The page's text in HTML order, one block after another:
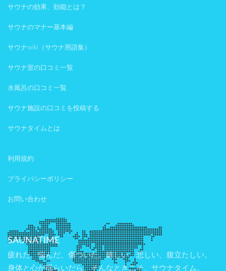
サウナの効果、効能とは？
サウナのマナー基本編
サウナwiki（サウナ用語集）
サウナ室の口コミ一覧
水風呂の口コミ一覧
サウナ施設の口コミを投稿する
サウナタイムとは
利用規約
プライバシーポリシー
お問い合わせ
SAUNATIME
疲れた、悩んだ、傷ついた。嬉しい、悲しい、腹立たしい。
身体と心が揺らいだら、そんなときこそ、サウナタイム。